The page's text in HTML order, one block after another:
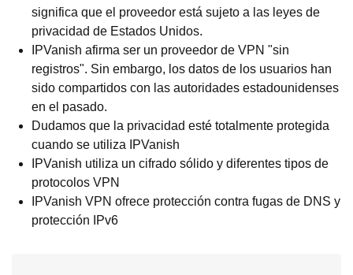
significa que el proveedor está sujeto a las leyes de
privacidad de Estados Unidos.
IPVanish afirma ser un proveedor de VPN "sin
registros". Sin embargo, los datos de los usuarios han
sido compartidos con las autoridades estadounidenses
en el pasado.
Dudamos que la privacidad esté totalmente protegida
cuando se utiliza IPVanish
IPVanish utiliza un cifrado sólido y diferentes tipos de
protocolos VPN
IPVanish VPN ofrece protección contra fugas de DNS y
protección IPv6